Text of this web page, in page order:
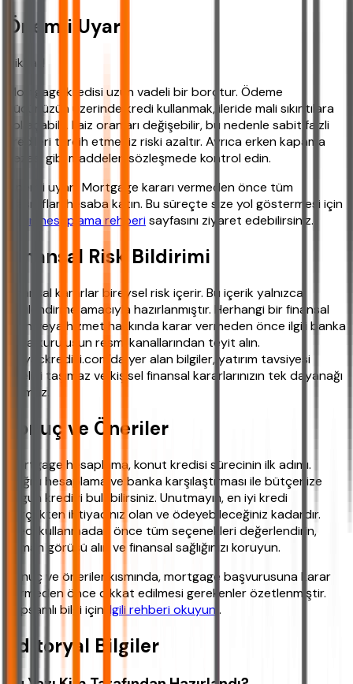
Önemli Uyarı
Dikkat!
Mortgage kredisi uzun vadeli bir borçtur. Ödeme
gücünüzün üzerinde kredi kullanmak, ileride mali sıkıntılara
yol açabilir. Faiz oranları değişebilir, bu nedenle sabit faizli
kredileri tercih etmeniz riski azaltır. Ayrıca erken kapama
cezası gibi maddeleri sözleşmede kontrol edin.
Önemli uyarı: Mortgage kararı vermeden önce tüm
masrafları hesaba katın. Bu süreçte size yol göstermesi için
yakın hesaplama rehberisayfasını ziyaret edebilirsiniz.
Finansal Risk Bildirimi
Finansal kararlar bireysel risk içerir. Bu içerik yalnızca
bilgilendirme amacıyla hazırlanmıştır. Herhangi bir finansal
ürün veya hizmet hakkında karar vermeden önce ilgili banka
veya kuruluşun resmi kanallarından teyit alın.
ihtiyackredisi.com'da yer alan bilgiler, yatırım tavsiyesi
niteliği taşımaz ve kişisel finansal kararlarınızın tek dayanağı
olamaz.
Sonuç ve Öneriler
Mortgage hesaplama, konut kredisi sürecinin ilk adımı.
Doğru hesaplama ve banka karşılaştırması ile bütçenize
uygun krediyi bulabilirsiniz. Unutmayın, en iyi kredi
gerçekten ihtiyacınız olan ve ödeyebileceğiniz kadardır.
Kredi kullanmadan önce tüm seçenekleri değerlendirin,
uzman görüşü alın ve finansal sağlığınızı koruyun.
Sonuç ve öneriler kısmında, mortgage başvurusuna karar
vermeden önce dikkat edilmesi gerekenler özetlenmiştir.
Kapsamlı bilgi için ilgili rehberi okuyun .
Editoryal Bilgiler